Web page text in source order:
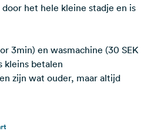
het hele kleine stadje en is
3min) en wasmachine (30 SEK
kleins betalen
zijn wat ouder, maar altijd